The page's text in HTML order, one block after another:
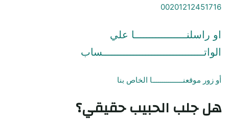
00201212451716
او راسلنـــــــــــــــــا علي
الواتـــــــــــــــــــــــــــــــــساب
أو زور موقعنـــــــــــــــا الخاص بنا
هل جلب الحبيب حقيقي؟